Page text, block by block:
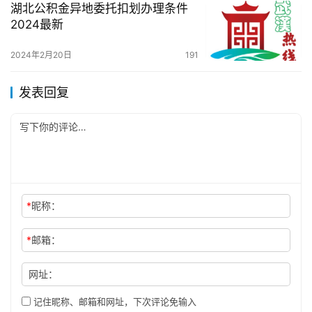
湖北公积金异地委托扣划办理条件
2024最新
2024年2月20日 191
发表回复
*昵称：
*邮箱：
网址：
记住昵称、邮箱和网址，下次评论免输入